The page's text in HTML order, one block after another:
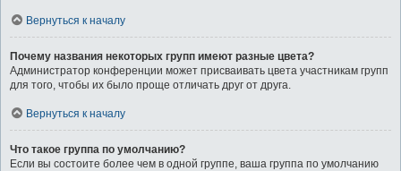
Вернуться к началу
Почему названия некоторых групп имеют разные цвета?
Администратор конференции может присваивать цвета участникам групп
для того, чтобы их было проще отличать друг от друга.
Вернуться к началу
Что такое группа по умолчанию?
Если вы состоите более чем в одной группе, ваша группа по умолчанию